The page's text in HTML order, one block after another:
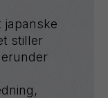
japanske
stiller